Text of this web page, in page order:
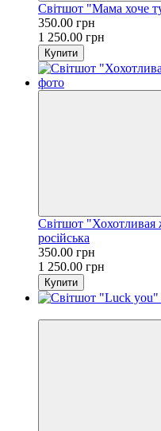
Світшот "Мама хоче
350.00 грн
1 250.00 грн
Купити
Світшот
російська
350.00 грн
1 250.00 грн
Купити